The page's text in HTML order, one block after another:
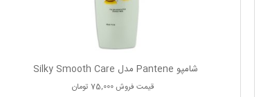
شامپو Pantene مدل Silky Smooth Care
قیمت فروش75,000 تومان